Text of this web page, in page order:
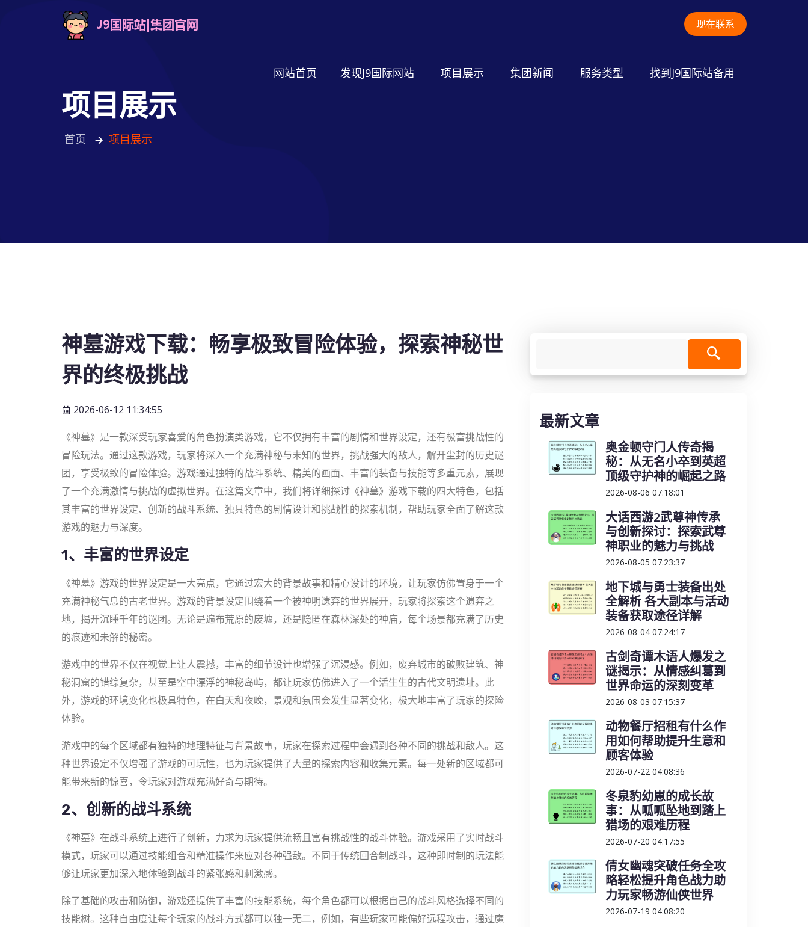
现在联系
网站首页 发现J9国际网站 项目展示 集团新闻 服务类型 找到J9国际站备用
项目展示
首页 项目展示
神墓游戏下载：畅享极致冒险体验，探索神秘世
界的终极挑战
2026-06-12 11:34:55
《神墓》是一款深受玩家喜爱的角色扮演类游戏，它不仅拥有丰富的剧情和世界设定，还有极富挑战性的
冒险玩法。通过这款游戏，玩家将深入一个充满神秘与未知的世界，挑战强大的敌人，解开尘封的历史谜
团，享受极致的冒险体验。游戏通过独特的战斗系统、精美的画面、丰富的装备与技能等多重元素，展现
了一个充满激情与挑战的虚拟世界。在这篇文章中，我们将详细探讨《神墓》游戏下载的四大特色，包括
其丰富的世界设定、创新的战斗系统、独具特色的剧情设计和挑战性的探索机制，帮助玩家全面了解这款
游戏的魅力与深度。
1、丰富的世界设定
《神墓》游戏的世界设定是一大亮点，它通过宏大的背景故事和精心设计的环境，让玩家仿佛置身于一个
充满神秘气息的古老世界。游戏的背景设定围绕着一个被神明遗弃的世界展开，玩家将探索这个遗弃之
地，揭开沉睡千年的谜团。无论是遍布荒原的废墟，还是隐匿在森林深处的神庙，每个场景都充满了历史
的痕迹和未解的秘密。
游戏中的世界不仅在视觉上让人震撼，丰富的细节设计也增强了沉浸感。例如，废弃城市的破败建筑、神
秘洞窟的错综复杂，甚至是空中漂浮的神秘岛屿，都让玩家仿佛进入了一个活生生的古代文明遗址。此
外，游戏的环境变化也极具特色，在白天和夜晚，景观和氛围会发生显著变化，极大地丰富了玩家的探险
体验。
游戏中的每个区域都有独特的地理特征与背景故事，玩家在探索过程中会遇到各种不同的挑战和敌人。这
种世界设定不仅增强了游戏的可玩性，也为玩家提供了大量的探索内容和收集元素。每一处新的区域都可
能带来新的惊喜，令玩家对游戏充满好奇与期待。
2、创新的战斗系统
《神墓》在战斗系统上进行了创新，力求为玩家提供流畅且富有挑战性的战斗体验。游戏采用了实时战斗
模式，玩家可以通过技能组合和精准操作来应对各种强敌。不同于传统回合制战斗，这种即时制的玩法能
够让玩家更加深入地体验到战斗的紧张感和刺激感。
除了基础的攻击和防御，游戏还提供了丰富的技能系统，每个角色都可以根据自己的战斗风格选择不同的
技能树。这种自由度让每个玩家的战斗方式都可以独一无二，例如，有些玩家可能偏好远程攻击，通过魔
最新文章
奥金顿守门人传奇揭
秘：从无名小卒到英超
顶级守护神的崛起之路
2026-08-06 07:18:01
大话西游2武尊神传承
与创新探讨：探索武尊
神职业的魅力与挑战
2026-08-05 07:23:37
地下城与勇士装备出处
全解析 各大副本与活动
装备获取途径详解
2026-08-04 07:24:17
古剑奇谭木语人爆发之
谜揭示：从情感纠葛到
世界命运的深刻变革
2026-08-03 07:15:37
动物餐厅招租有什么作
用如何帮助提升生意和
顾客体验
2026-07-22 04:08:36
冬泉豹幼崽的成长故
事：从呱呱坠地到踏上
猎场的艰难历程
2026-07-20 04:17:55
倩女幽魂突破任务全攻
略轻松提升角色战力助
力玩家畅游仙侠世界
2026-07-19 04:08:20